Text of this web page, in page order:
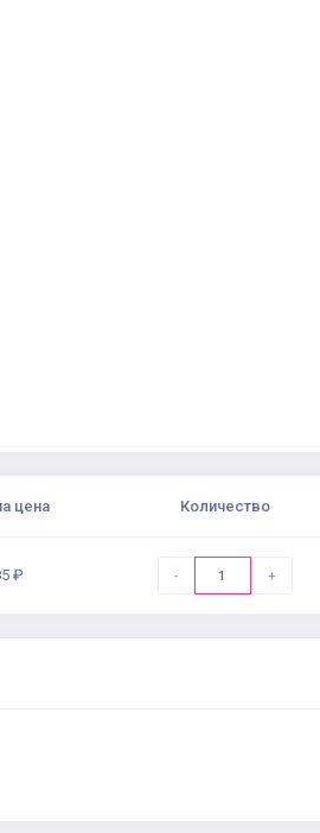
цена Количество
₽ - +